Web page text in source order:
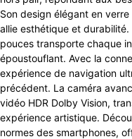
Son design élégant en
allie esthétique et durabilité.
pouces transporte chaque
époustouflant. Avec la
expérience de navigation
précédent. La caméra
vidéo HDR Dolby Vision,
expérience artistique.
normes des smartphones,